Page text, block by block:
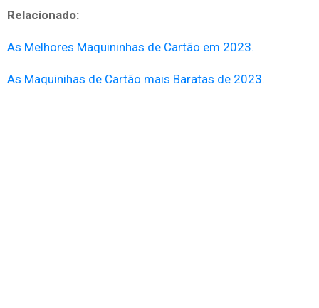
Relacionado:
As Melhores Maquininhas de Cartão em 2023.
As Maquinihas de Cartão mais Baratas de 2023.